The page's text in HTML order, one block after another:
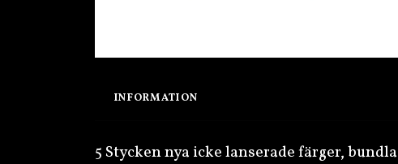
INFORMATION
5 Stycken nya icke lanserade färger,